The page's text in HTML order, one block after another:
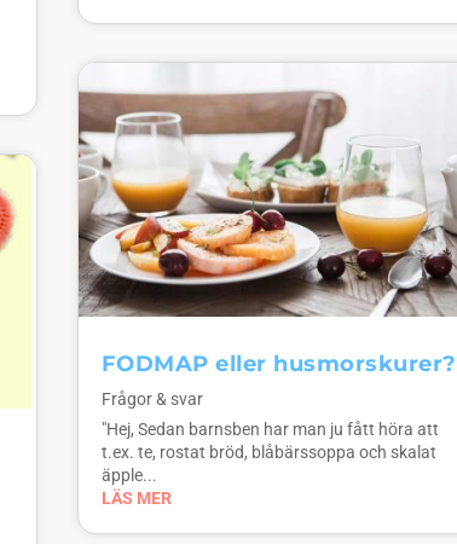
FODMAP eller husmorskurer?
Frågor & svar
"Hej, Sedan barnsben har man ju fått höra att
t.ex. te, rostat bröd, blåbärssoppa och skalat
äpple...
LÄS MER